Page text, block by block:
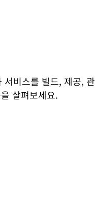
서비스를 빌드, 제공, 관
살펴보세요.